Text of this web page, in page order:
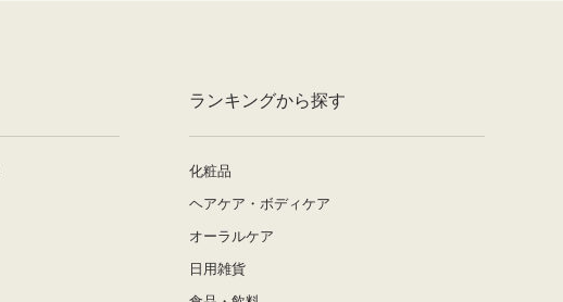
ランキングから探す
化粧品
ヘアケア・ボディケア
オーラルケア
日用雑貨